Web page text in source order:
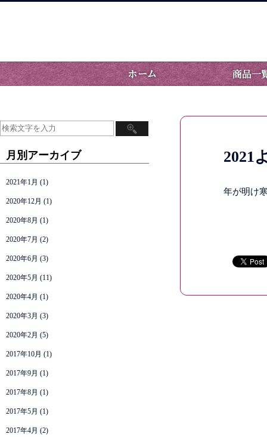
2021
年が明け
月別アーカイブ
2021年1月 (1)
2020年12月 (1)
2020年8月 (1)
2020年7月 (2)
2020年6月 (3)
2020年5月 (11)
2020年4月 (1)
2020年3月 (3)
2020年2月 (5)
2017年10月 (1)
2017年9月 (1)
2017年8月 (1)
2017年5月 (1)
2017年4月 (2)